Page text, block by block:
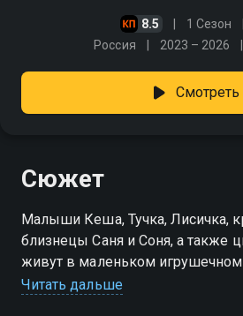
8.5 1 Сезон
Россия 2023 – 2026
Смотреть
Сюжет
Малыши Кеша, Тучка, Лисичка,
близнецы Саня и Соня, а также
живут в маленьком игрушечном
выглядит нарядным и весёлым.
Читать дальше